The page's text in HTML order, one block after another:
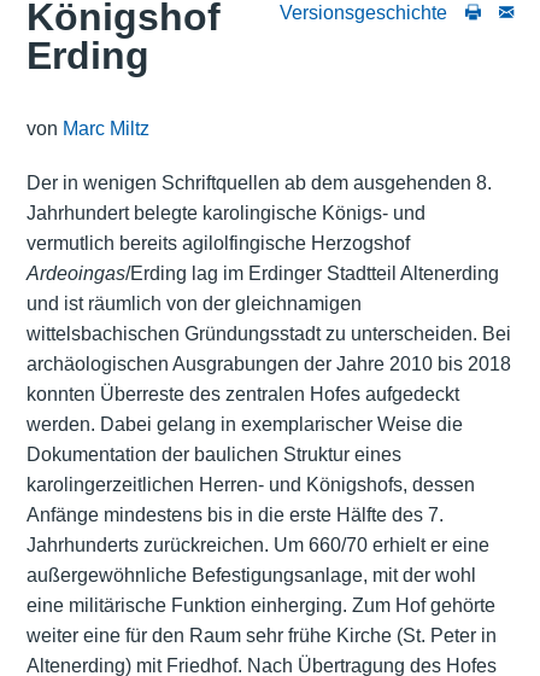
Versionsgeschichte
Königshof
Erding
von Marc Miltz
Der in wenigen Schriftquellen ab dem ausgehenden 8.
Jahrhundert belegte karolingische Königs- und
vermutlich bereits agilolfingische Herzogshof
Ardeoingas/Erding lag im Erdinger Stadtteil Altenerding
und ist räumlich von der gleichnamigen
wittelsbachischen Gründungsstadt zu unterscheiden. Bei
archäologischen Ausgrabungen der Jahre 2010 bis 2018
konnten Überreste des zentralen Hofes aufgedeckt
werden. Dabei gelang in exemplarischer Weise die
Dokumentation der baulichen Struktur eines
karolingerzeitlichen Herren- und Königshofs, dessen
Anfänge mindestens bis in die erste Hälfte des 7.
Jahrhunderts zurückreichen. Um 660/70 erhielt er eine
außergewöhnliche Befestigungsanlage, mit der wohl
eine militärische Funktion einherging. Zum Hof gehörte
weiter eine für den Raum sehr frühe Kirche (St. Peter in
Altenerding) mit Friedhof. Nach Übertragung des Hofes